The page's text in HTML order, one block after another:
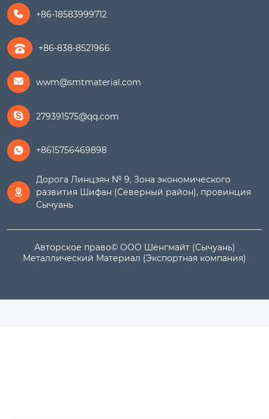
 +86-18583999712
+86-838-8521966
 wwm@smtmaterial.com
 279391575@qq.com
 +8615756469898

Дорога Линцзян № 9, Зона экономического
развития Шифан (Северный район), провинция
Сычуань
Авторское право© ООО Шенгмайт (Сычуань)
Металлический Материал (Экспортная компания)